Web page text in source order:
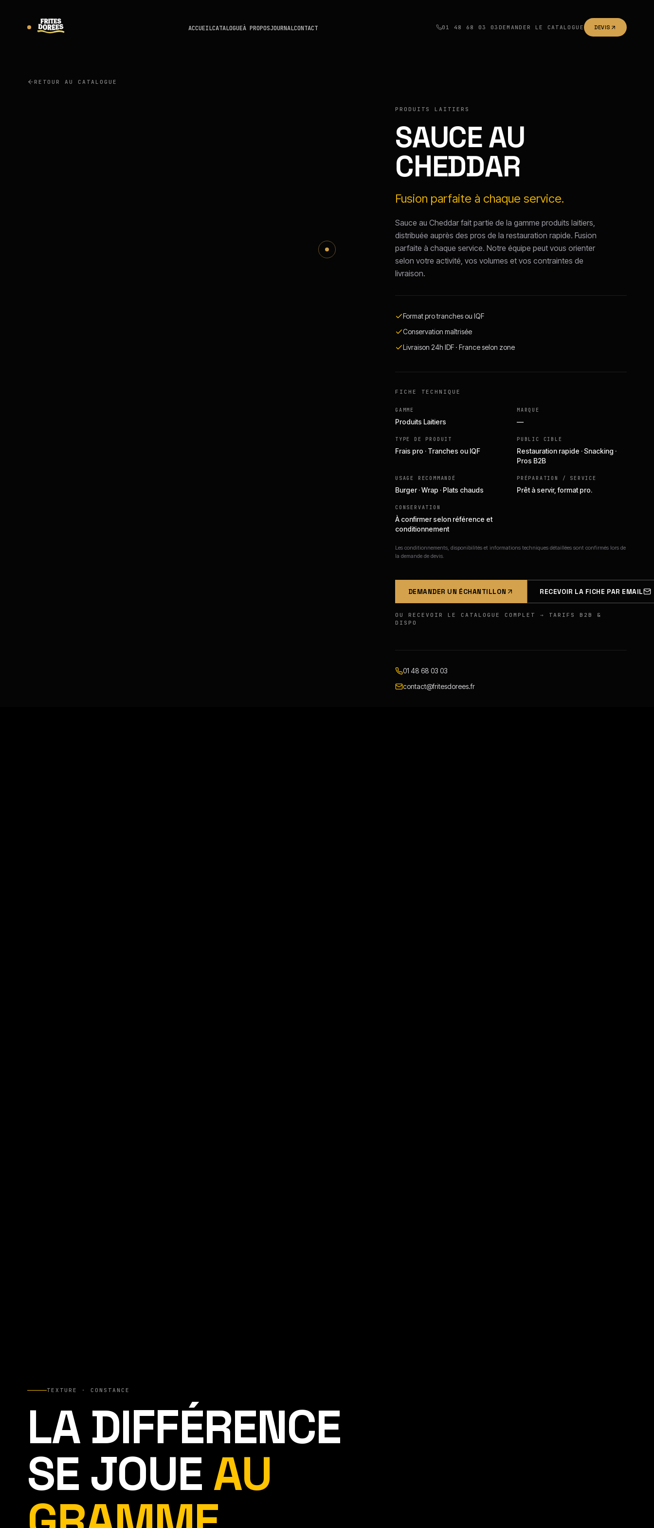
ACCUEILCATALOGUEÀ PROPOSJOURNALCONTACT 01 48 68 03 03 DEMANDER LE CATALOGUE DEVIS
RETOUR AU CATALOGUE
PRODUITS LAITIERS
SAUCE AU
CHEDDAR
Fusion parfaite à chaque service.
Sauce au Cheddar fait partie de la gamme produits laitiers,
distribuée auprès des pros de la restauration rapide. Fusion
parfaite à chaque service. Notre équipe peut vous orienter
selon votre activité, vos volumes et vos contraintes de
livraison.
Format pro tranches ou IQF
Conservation maîtrisée
Livraison 24h IDF · France selon zone
FICHE TECHNIQUE
GAMME
Produits Laitiers
MARQUE
—
TYPE DE PRODUIT
Frais pro · Tranches ou IQF
PUBLIC CIBLE
Restauration rapide · Snacking ·
Pros B2B
USAGE RECOMMANDÉ
Burger · Wrap · Plats chauds
PRÉPARATION / SERVICE
Prêt à servir, format pro.
CONSERVATION
À confirmer selon référence et
conditionnement
Les conditionnements, disponibilités et informations techniques détaillées sont confirmés lors de
la demande de devis.
DEMANDER UN ÉCHANTILLON RECEVOIR LA FICHE PAR EMAIL
OU RECEVOIR LE CATALOGUE COMPLET → TARIFS B2B &
DISPO
01 48 68 03 03
contact@fritesdorees.fr
TEXTURE · CONSTANCE
LA DIFFÉRENCE
SE JOUEAU